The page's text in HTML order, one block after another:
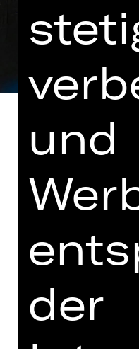
Libretto von
In deutscher
Hinweis auf
Als das Spiel
unten,
und
der